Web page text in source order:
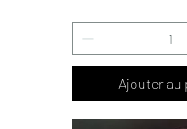
Ajouter au